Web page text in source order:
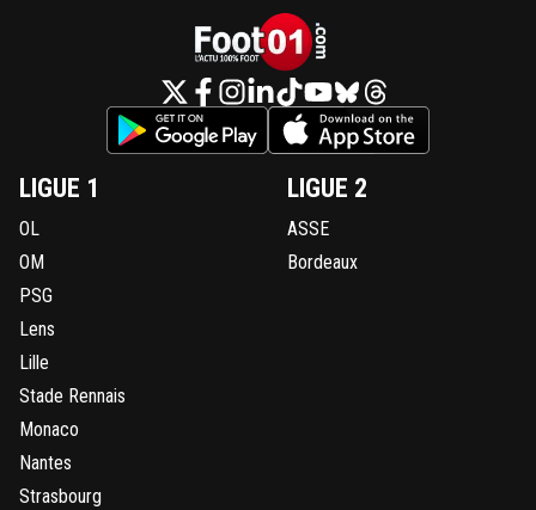
LIGUE 1
OL
OM
PSG
Lens
Lille
Stade Rennais
Monaco
Nantes
Strasbourg
LIGUE 2
ASSE
Bordeaux